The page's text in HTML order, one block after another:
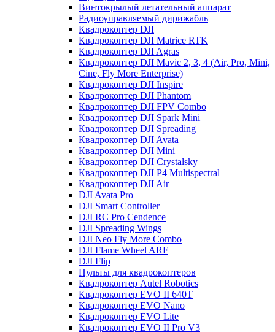
Винтокрылый летательный аппарат
Радиоуправляемый дирижабль
Квадрокоптер DJI
Квадрокоптер DJI Matrice RTK
Квадрокоптер DJI Agras
Квадрокоптер DJI Mavic 2, 3, 4 (Air, Pro, Mini,
Cine, Fly More Enterprise)
Квадрокоптер DJI Inspire
Квадрокоптер DJI Phantom
Квадрокоптер DJI FPV Combo
Квадрокоптер DJI Spark Mini
Квадрокоптер DJI Spreading
Квадрокоптер DJI Avata
Квадрокоптер DJI Mini
Квадрокоптер DJI Crystalsky
Квадрокоптер DJI P4 Multispectral
Квадрокоптер DJI Air
DJI Avata Pro
DJI Smart Controller
DJI RC Pro Cendence
DJI Spreading Wings
DJI Neo Fly More Combo
DJI Flame Wheel ARF
DJI Flip
Пульты для квадрокоптеров
Квадрокоптер Autel Robotics
Квадрокоптер EVO II 640T
Квадрокоптер EVO Nano
Квадрокоптер EVO Lite
Квадрокоптер EVO II Pro V3